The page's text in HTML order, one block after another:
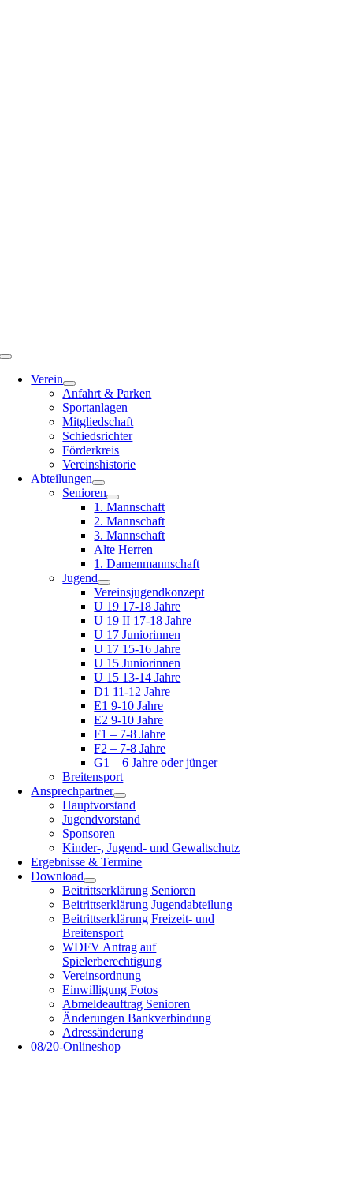
Toggle
NavigationVerein
Anfahrt & Parken
Sportanlagen
Mitgliedschaft
Schiedsrichter
Förderkreis
Vereinshistorie
Abteilungen
Senioren
1. Mannschaft
2. Mannschaft
3. Mannschaft
Alte Herren
1. Damenmannschaft
Jugend
Vereinsjugendkonzept
U 19 17-18 Jahre
U 19 II 17-18 Jahre
U 17 Juniorinnen
U 17 15-16 Jahre
U 15 Juniorinnen
U 15 13-14 Jahre
D1 11-12 Jahre
E1 9-10 Jahre
E2 9-10 Jahre
F1 – 7-8 Jahre
F2 – 7-8 Jahre
G1 – 6 Jahre oder jünger
Breitensport
Ansprechpartner
Hauptvorstand
Jugendvorstand
Sponsoren
Kinder-, Jugend- und Gewaltschutz
Ergebnisse & Termine
Download
Beitrittserklärung Senioren
Beitrittserklärung Jugendabteilung
Beitrittserklärung Freizeit- und
Breitensport
WDFV Antrag auf
Spielerberechtigung
Vereinsordnung
Einwilligung Fotos
Abmeldeauftrag Senioren
Änderungen Bankverbindung
Adressänderung
08/20-Onlineshop